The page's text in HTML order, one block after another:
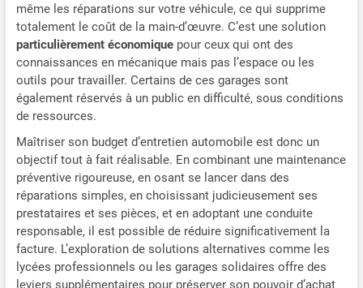
même les réparations sur votre véhicule, ce qui supprime
totalement le coût de la main-d’œuvre. C’est une solution
particulièrement économiquepour ceux qui ont des
connaissances en mécanique mais pas l’espace ou les
outils pour travailler. Certains de ces garages sont
également réservés à un public en difficulté, sous conditions
de ressources.
Maîtriser son budget d’entretien automobile est donc un
objectif tout à fait réalisable. En combinant une maintenance
préventive rigoureuse, en osant se lancer dans des
réparations simples, en choisissant judicieusement ses
prestataires et ses pièces, et en adoptant une conduite
responsable, il est possible de réduire significativement la
facture. L’exploration de solutions alternatives comme les
lycées professionnels ou les garages solidaires offre des
leviers supplémentaires pour préserver son pouvoir d’achat